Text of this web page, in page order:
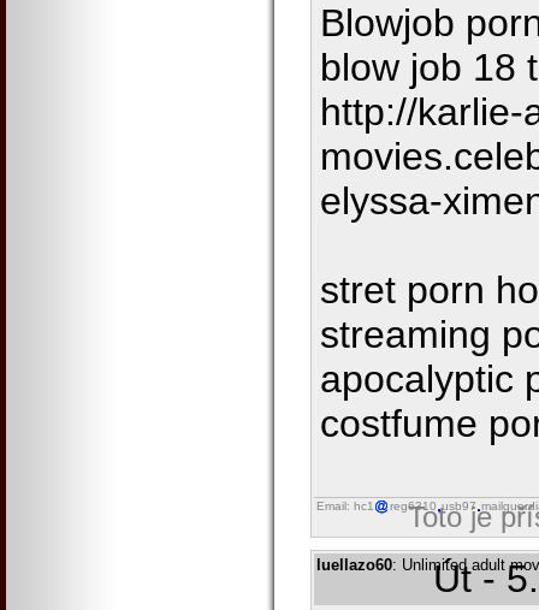
Blowjob
blow job 18
http://karlie-
elyssa-
stret porn
streaming
apocalyptic
costfume
Email: hc1 reg6310 usb97
Toto je
luellazo60: Unlimited adult
Út -